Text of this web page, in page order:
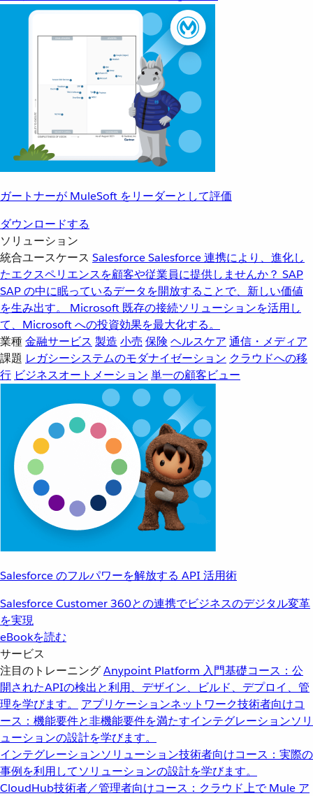
ガートナーが MuleSoft をリーダーとして評価
ダウンロードする
ソリューション
統合ユースケース SalesforceSalesforce 連携により、進化し
たエクスペリエンスを顧客や従業員に提供しませんか？ SAP
SAP の中に眠っているデータを開放することで、新しい価値
を生み出す。
Microsoft 既存の接続ソリューションを活用し
て、Microsoft への投資効果を最大化する。
業種金融サービス 製造 小売 保険 ヘルスケア 通信・メディア
課題 レガシーシステムのモダナイゼーション クラウドへの移
行 ビジネスオートメーション 単一の顧客ビュー
Salesforce のフルパワーを解放する API 活用術
Salesforce Customer 360との連携でビジネスのデジタル変革
を実現
eBookを読む
サービス
注目のトレーニングAnypoint Platform 入門基礎コース：公
開されたAPIの検出と利用、デザイン、ビルド、デプロイ、管
理を学びます。
アプリケーションネットワーク技術者向けコ
ース：機能要件と非機能要件を満たすインテグレーションソリ
ューションの設計を学びます。
インテグレーションソリューション技術者向けコース：実際の
事例を利用してソリューションの設計を学びます。
CloudHub技術者／管理者向けコース：クラウド上で Mule ア